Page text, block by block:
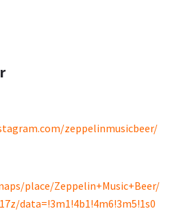
zeppelinmusicbeer/
place/Zeppelin+Music+Beer/
data=!3m1!4b1!4m6!3m5!1s0